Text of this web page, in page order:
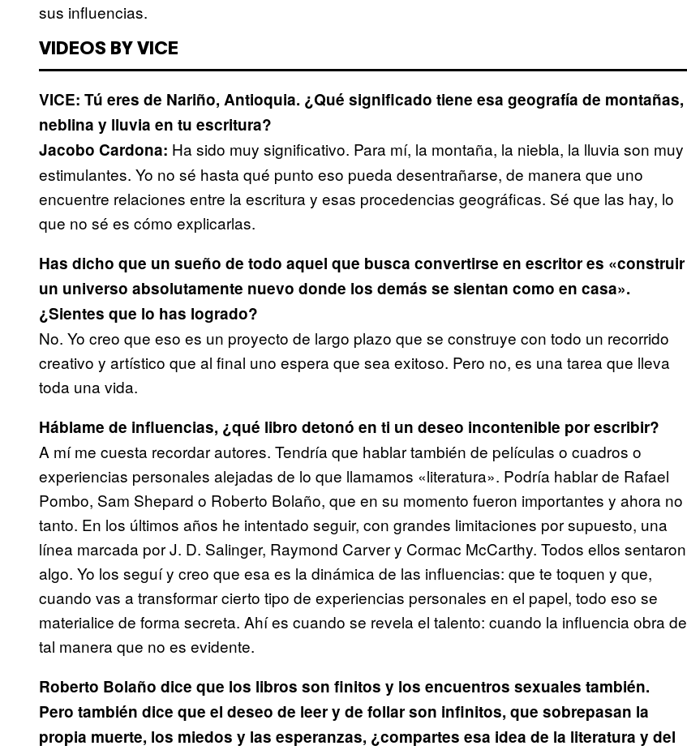
sus influencias.
VIDEOS BY VICE
VICE: Tú eres de Nariño, Antioquia. ¿Qué significado tiene esa geografía de montañas,
neblina y lluvia en tu escritura?
Jacobo Cardona: Ha sido muy significativo. Para mí, la montaña, la niebla, la lluvia son muy
estimulantes. Yo no sé hasta qué punto eso pueda desentrañarse, de manera que uno
encuentre relaciones entre la escritura y esas procedencias geográficas. Sé que las hay, lo
que no sé es cómo explicarlas.
Has dicho que un sueño de todo aquel que busca convertirse en escritor es «construir
un universo absolutamente nuevo donde los demás se sientan como en casa».
¿Sientes que lo has logrado?
No. Yo creo que eso es un proyecto de largo plazo que se construye con todo un recorrido
creativo y artístico que al final uno espera que sea exitoso. Pero no, es una tarea que lleva
toda una vida.
Háblame de influencias, ¿qué libro detonó en ti un deseo incontenible por escribir?
A mí me cuesta recordar autores. Tendría que hablar también de películas o cuadros o
experiencias personales alejadas de lo que llamamos «literatura». Podría hablar de Rafael
Pombo, Sam Shepard o Roberto Bolaño, que en su momento fueron importantes y ahora no
tanto. En los últimos años he intentado seguir, con grandes limitaciones por supuesto, una
línea marcada por J. D. Salinger, Raymond Carver y Cormac McCarthy. Todos ellos sentaron
algo. Yo los seguí y creo que esa es la dinámica de las influencias: que te toquen y que,
cuando vas a transformar cierto tipo de experiencias personales en el papel, todo eso se
materialice de forma secreta. Ahí es cuando se revela el talento: cuando la influencia obra de
tal manera que no es evidente.
Roberto Bolaño dice que los libros son finitos y los encuentros sexuales también.
Pero también dice que el deseo de leer y de follar son infinitos, que sobrepasan la
propia muerte, los miedos y las esperanzas, ¿compartes esa idea de la literatura y del